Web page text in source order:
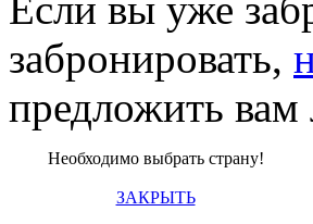
забронировать,
предложить
Необходимо выбрать страну!
ЗАКРЫТЬ